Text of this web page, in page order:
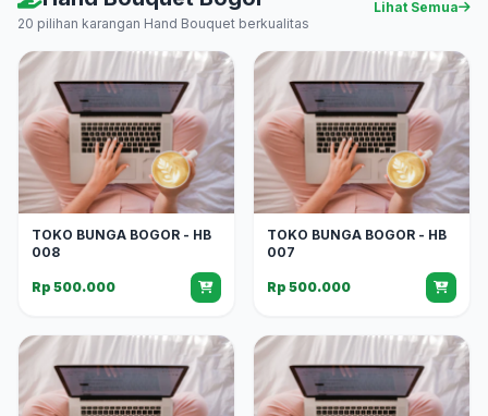
20 pilihan karangan Hand Bouquet berkualitas
Lihat Semua
TOKO BUNGA BOGOR - HB
008
Rp 500.000
TOKO BUNGA BOGOR - HB
007
Rp 500.000